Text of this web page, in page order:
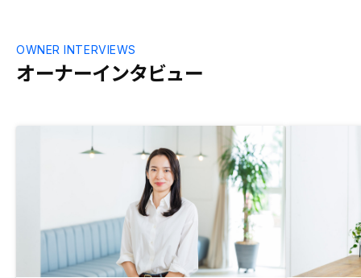
オーナーインタビュー
OWNER INTERVIEWS